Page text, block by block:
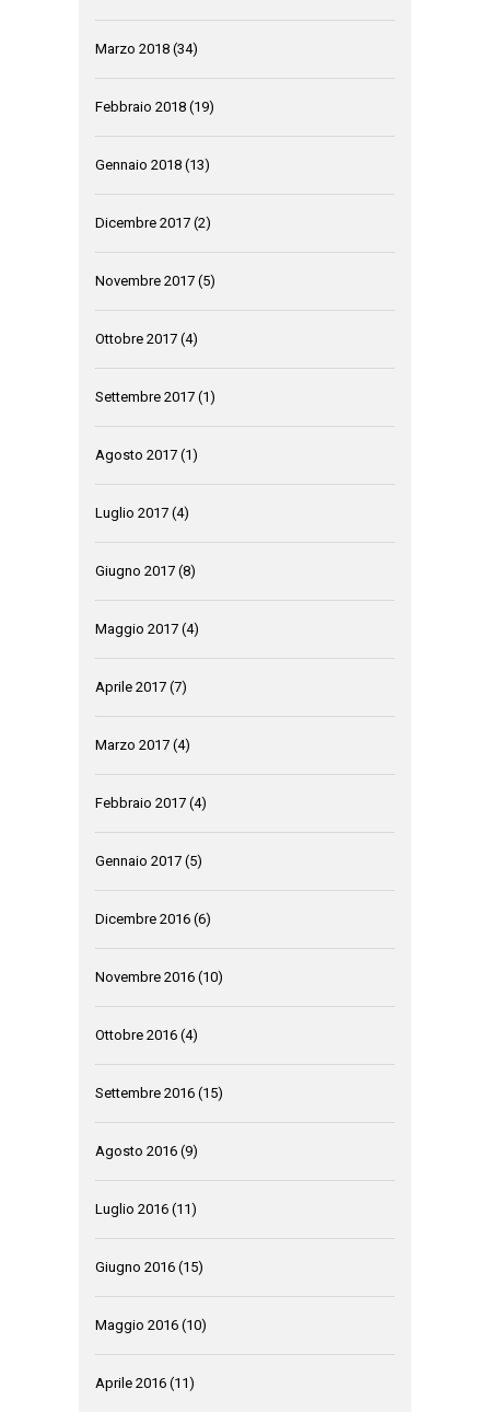
Marzo 2018 (34)
Febbraio 2018 (19)
Gennaio 2018 (13)
Dicembre 2017 (2)
Novembre 2017 (5)
Ottobre 2017 (4)
Settembre 2017 (1)
Agosto 2017 (1)
Luglio 2017 (4)
Giugno 2017 (8)
Maggio 2017 (4)
Aprile 2017 (7)
Marzo 2017 (4)
Febbraio 2017 (4)
Gennaio 2017 (5)
Dicembre 2016 (6)
Novembre 2016 (10)
Ottobre 2016 (4)
Settembre 2016 (15)
Agosto 2016 (9)
Luglio 2016 (11)
Giugno 2016 (15)
Maggio 2016 (10)
Aprile 2016 (11)